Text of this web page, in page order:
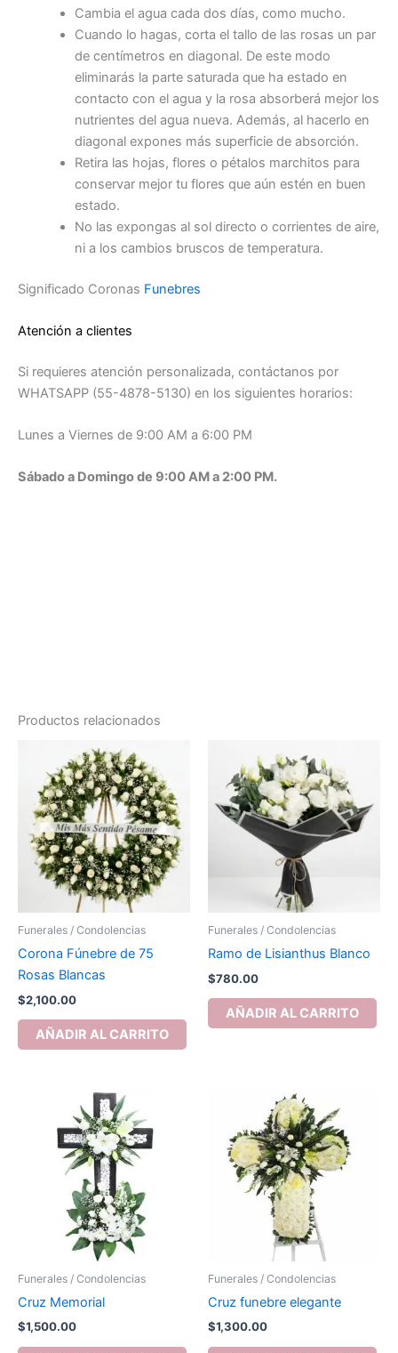
Cambia el agua cada dos días, como mucho.
Cuando lo hagas, corta el tallo de las rosas un par
de centímetros en diagonal. De este modo
eliminarás la parte saturada que ha estado en
contacto con el agua y la rosa absorberá mejor los
nutrientes del agua nueva. Además, al hacerlo en
diagonal expones más superficie de absorción.
Retira las hojas, flores o pétalos marchitos para
conservar mejor tu flores que aún estén en buen
estado.
No las expongas al sol directo o corrientes de aire,
ni a los cambios bruscos de temperatura.
Significado Coronas Funebres
Atención a clientes
Si requieres atención personalizada, contáctanos por
WHATSAPP (55-4878-5130) en los siguientes horarios:
Lunes a Viernes de 9:00 AM a 6:00 PM
Sábado a Domingo de 9:00 AM a 2:00 PM.
Productos relacionados
Funerales / Condolencias
Corona Fúnebre de 75
Rosas Blancas
$2,100.00
AÑADIR AL CARRITO
Funerales / Condolencias
Ramo de Lisianthus Blanco
$780.00
AÑADIR AL CARRITO
Funerales / Condolencias
Cruz Memorial
$1,500.00
Funerales / Condolencias
Cruz funebre elegante
$1,300.00